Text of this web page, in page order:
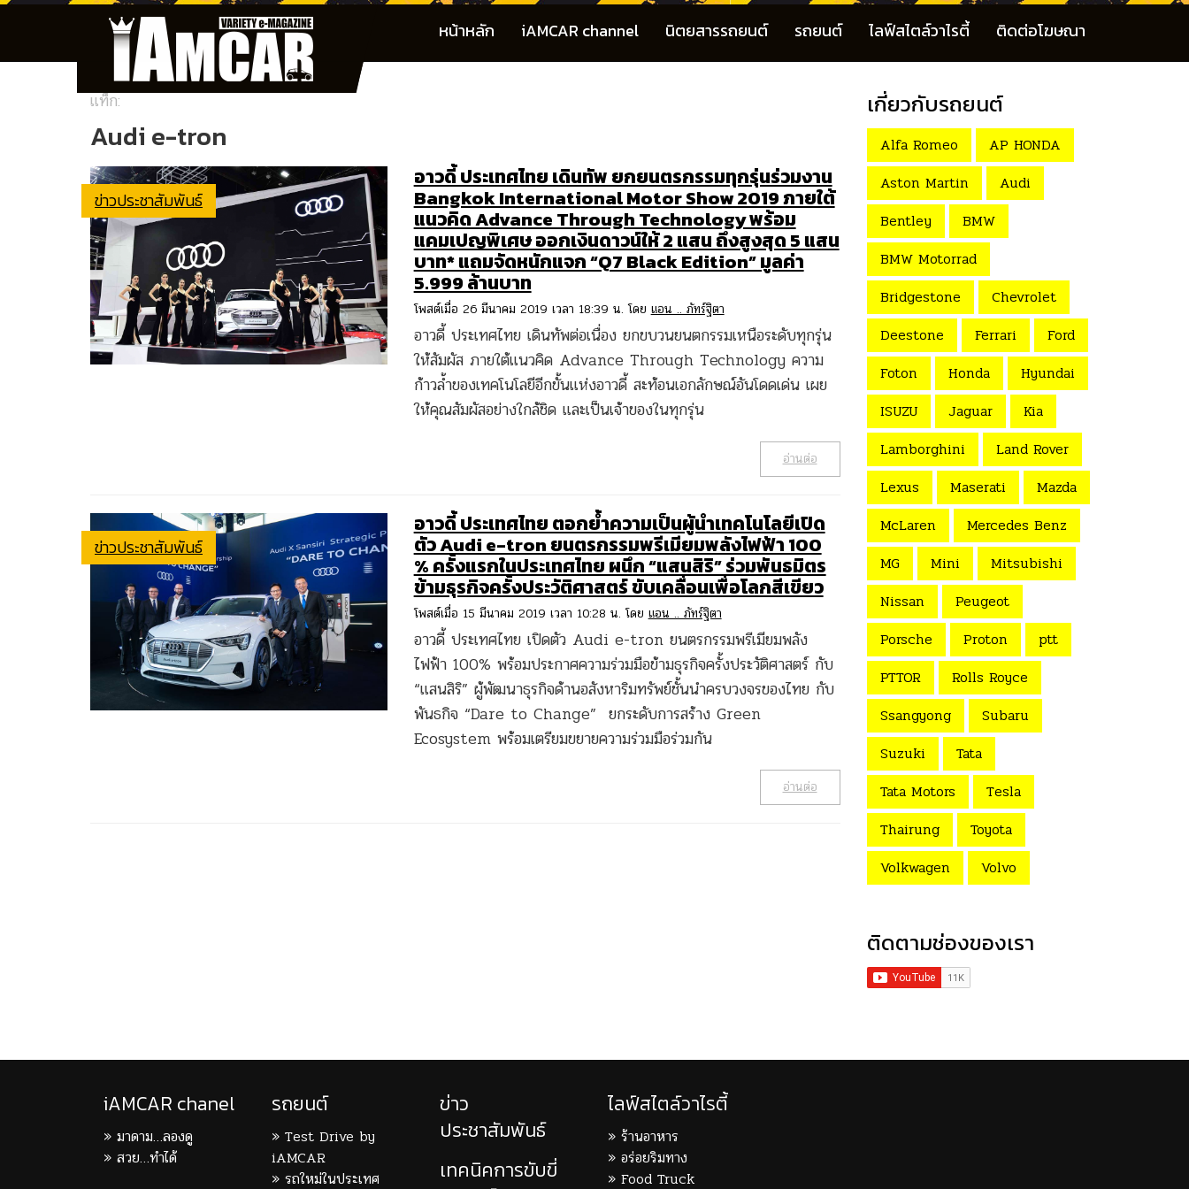
หน้าหลัก iAMCAR channel นิตยสารรถยนต์ รถยนต์ ไลฟ์สไตล์วาไรตี้ ติดต่อโฆษณา
แท็ก:
Audi e-tron
ข่าวประชาสัมพันธ์
อาวดี้ ประเทศไทย เดินทัพ ยกยนตรกรรมทุกรุ่นร่วมงาน
Bangkok International Motor Show 2019 ภายใต้
แนวคิด Advance Through Technology พร้อม
แคมเปญพิเศษ ออกเงินดาวน์ให้ 2 แสน ถึงสูงสุด 5 แสน
บาท* แถมจัดหนักแจก “Q7 Black Edition” มูลค่า
5.999 ล้านบาท
โพสต์เมื่อ 26 มีนาคม 2019 เวลา 18:39 น. โดย แอน .. ภัทร์ฐิตา
อาวดี้ ประเทศไทย เดินทัพต่อเนื่อง ยกขบวนยนตกรรมเหนือระดับทุกรุ่น
ให้สัมผัส ภายใต้แนวคิด Advance Through Technology ความ
ก้าวล้ำของเทคโนโลยีอีกขั้นแห่งอาวดี้ สะท้อนเอกลักษณ์อันโดดเด่น เผย
ให้คุณสัมผัสอย่างใกล้ชิด และเป็นเจ้าของในทุกรุ่น
อ่านต่อ
ข่าวประชาสัมพันธ์
อาวดี้ ประเทศไทย ตอกย้ำความเป็นผู้นำเทคโนโลยีเปิด
ตัว Audi e-tron ยนตรกรรมพรีเมียมพลังไฟฟ้า 100
% ครั้งแรกในประเทศไทย ผนึก “แสนสิริ” ร่วมพันธมิตร
ข้ามธุรกิจครั้งประวัติศาสตร์ ขับเคลื่อนเพื่อโลกสีเขียว
โพสต์เมื่อ 15 มีนาคม 2019 เวลา 10:28 น. โดย แอน .. ภัทร์ฐิตา
อาวดี้ ประเทศไทย เปิดตัว Audi e-tron ยนตรกรรมพรีเมียมพลัง
ไฟฟ้า 100% พร้อมประกาศความร่วมมือข้ามธุรกิจครั้งประวัติศาสตร์ กับ
“แสนสิริ” ผู้พัฒนาธุรกิจด้านอสังหาริมทรัพย์ชั้นนำครบวงจรของไทย กับ
พันธกิจ “Dare to Change” ยกระดับการสร้าง Green
Ecosystem พร้อมเตรียมขยายความร่วมมือร่วมกัน
อ่านต่อ
เกี่ยวกับรถยนต์
Alfa Romeo
AP HONDA
Aston Martin
Audi
Bentley
BMW
BMW Motorrad
Bridgestone
Chevrolet
Deestone
Ferrari
Ford
Foton
Honda
Hyundai
ISUZU
Jaguar
Kia
Lamborghini
Land Rover
Lexus
Maserati
Mazda
McLaren
Mercedes Benz
MG
Mini
Mitsubishi
Nissan
Peugeot
Porsche
Proton
ptt
PTTOR
Rolls Royce
Ssangyong
Subaru
Suzuki
Tata
Tata Motors
Tesla
Thairung
Toyota
Volkwagen
Volvo
ติดตามช่องของเรา
iAMCAR chanel
มาดาม…ลองดู
สวย…ทำได้
รถยนต์
Test Drive by
iAMCAR
รถใหม่ในประเทศ
ข่าว
ประชาสัมพันธ์
เทคนิคการขับขี่
ไลฟ์สไตล์วาไรตี้
ร้านอาหาร
อร่อยริมทาง
Food Truck